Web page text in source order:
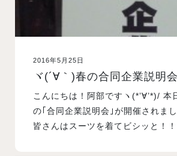
訪問者別メニュー
2016年5月25日
ヾ(´∀｀)春の合同企業説明
こんにちは！阿部ですヽ(*’∀’*)/ 本
の｢合同企業説明会｣が開催されま